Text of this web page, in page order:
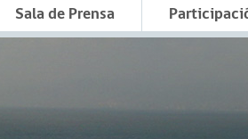
Sala de Prensa